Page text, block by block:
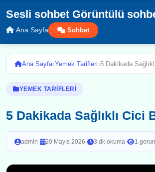
Sesli sohbet Görüntülü
Ana Sayfa Sohbet
Ana Sayfa›Yemek Tarifleri›5 Dakikada
YEMEK TARIFLERI
5 Dakikada Sağlıklı Cici
admin· 20 Mayıs 2026· 3 dk okuma· 1